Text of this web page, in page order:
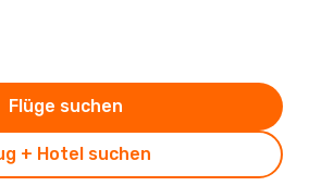
+ Hotel suchen
Flüge suchen